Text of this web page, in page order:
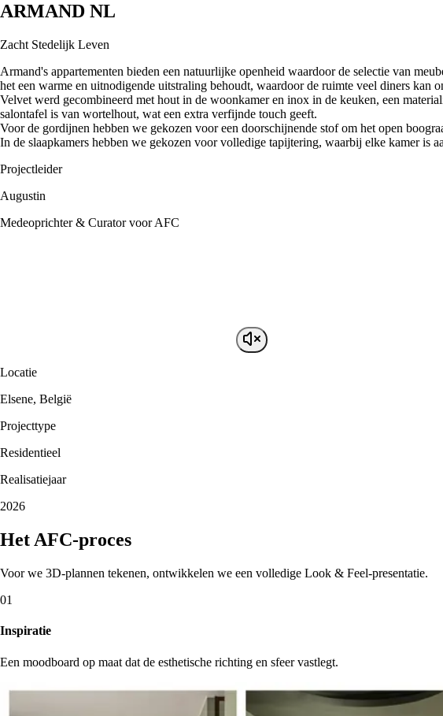
ARMAND NL
Zacht Stedelijk Leven
Armand's appartementen bieden een natuurlijke openheid waardoor de selectie van
het een warme en uitnodigende uitstraling behoudt, waardoor de ruimte veel diners kan
Velvet werd gecombineerd met hout in de woonkamer en inox in de keuken, een
salontafel is van wortelhout, wat een extra verfijnde touch geeft.
Voor de gordijnen hebben we gekozen voor een doorschijnende stof om het open
In de slaapkamers hebben we gekozen voor volledige tapijtering, waarbij elke kamer is
Projectleider
Augustin
Medeoprichter & Curator voor AFC
Locatie
Elsene, België
Projecttype
Residentieel
Realisatiejaar
2026
Het AFC-proces
Voor we 3D-plannen tekenen, ontwikkelen we een volledige Look & Feel-presentatie.
01
Inspiratie
Een moodboard op maat dat de esthetische richting en sfeer vastlegt.